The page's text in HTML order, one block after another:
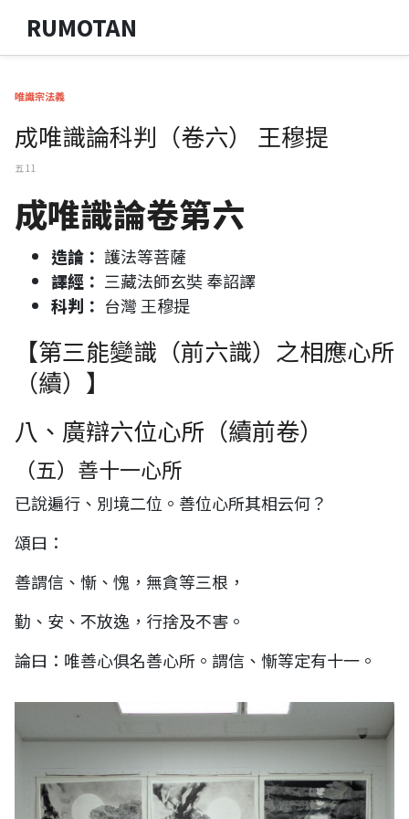
RUMOTAN
唯識宗法義
成唯識論科判（卷六） 王穆提
五 11
成唯識論卷第六
造論： 護法等菩薩
譯經： 三藏法師玄奘 奉詔譯
科判： 台灣 王穆提
【第三能變識（前六識）之相應心所
（續）】
八、廣辯六位心所（續前卷）
（五）善十一心所
已說遍行、別境二位。善位心所其相云何？
頌曰：
善謂信、慚、愧，無貪等三根，
勤、安、不放逸，行捨及不害。
論曰：唯善心俱名善心所。謂信、慚等定有十一。